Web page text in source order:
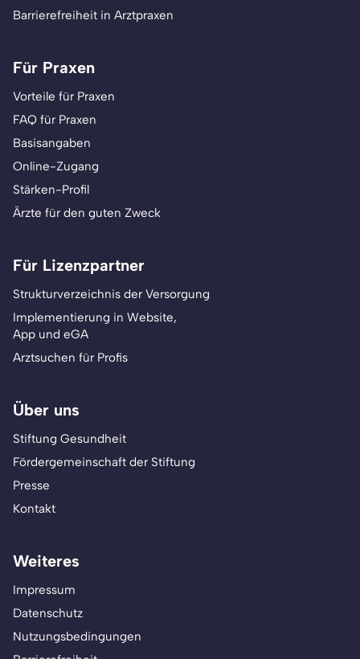
Barrierefreiheit in Arztpraxen
Für Praxen
Vorteile für Praxen
FAQ für Praxen
Basisangaben
Online-Zugang
Stärken-Profil
Ärzte für den guten Zweck
Für Lizenzpartner
Strukturverzeichnis der Versorgung
Implementierung in Website,
App und eGA
Arztsuchen für Profis
Über uns
Stiftung Gesundheit
Fördergemeinschaft der Stiftung
Presse
Kontakt
Weiteres
Impressum
Datenschutz
Nutzungsbedingungen